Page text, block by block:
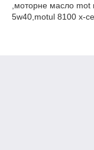
,моторне масло
5w40,motul 8100 x-
motul gear, motul x